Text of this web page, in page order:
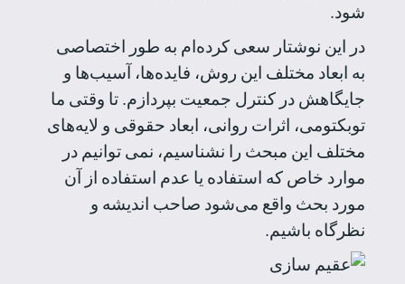
شود.
در این نوشتار سعی کرده‌ام به طور اختصاصی
به ابعاد مختلف این روش، فایده‌ها، آسیب‌ها و
جایگاهش در کنترل جمعیت بپردازم. تا وقتی ما
توبکتومی، اثرات روانی، ابعاد حقوقی و لایه‌های
مختلف این مبحث را نشناسیم، نمی توانیم در
موارد خاص که استفاده یا عدم استفاده از آن
مورد بحث واقع می‌شود صاحب اندیشه و
نظرگاه باشیم.